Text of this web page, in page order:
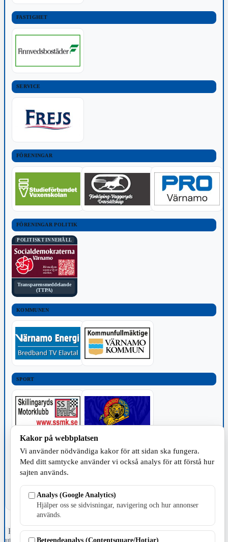
FASTIGHET
SERVICE
FÖRENINGAR
FÖRENINGAR POLITIK
POLITISKT INNEHÅLL
Transparensmeddelande
(TTPA)
KOMMUNEN
SPORT
TILLVERKNING
Fristående webbtidningsföretag grundat 1991 som sedan 2002 ger
Kakor på webbplatsen
Vi använder nödvändiga kakor för att sidan ska fungera.
Med ditt samtycke använder vi också analys för att förstå hur
sajten används.
Analys (Google Analytics)
Hjälper oss se sidvisningar, navigering och hur annonser
används.
Beteendeanalys (Contentsquare/Hotjar)